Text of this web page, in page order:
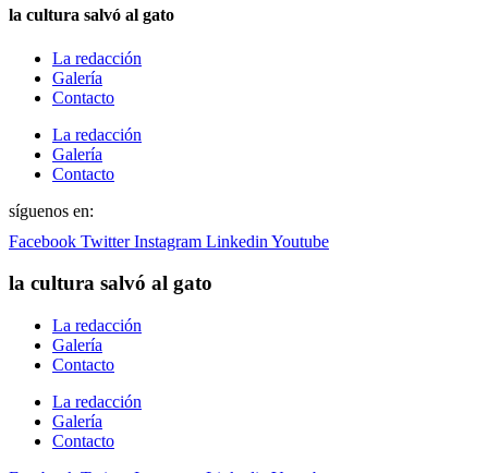
la cultura salvó al gato
La redacción
Galería
Contacto
La redacción
Galería
Contacto
síguenos en:
Facebook Twitter Instagram Linkedin Youtube
la cultura salvó al gato
La redacción
Galería
Contacto
La redacción
Galería
Contacto